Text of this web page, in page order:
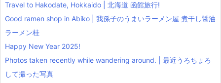
Travel to Hakodate, Hokkaido | 北海道 函館旅行!
Good ramen shop in Abiko | 我孫子のうまいラーメン屋 煮干し醤油
ラーメン桂
Happy New Year 2025!
Photos taken recently while wandering around. | 最近うろちょろ
して撮った写真